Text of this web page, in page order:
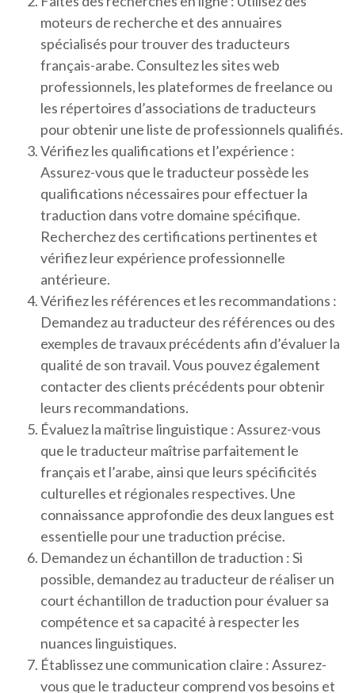
moteurs de recherche et des annuaires
spécialisés pour trouver des traducteurs
français-arabe. Consultez les sites web
professionnels, les plateformes de freelance ou
les répertoires d’associations de traducteurs
pour obtenir une liste de professionnels qualifiés.
Vérifiez les qualifications et l’expérience :
Assurez-vous que le traducteur possède les
qualifications nécessaires pour effectuer la
traduction dans votre domaine spécifique.
Recherchez des certifications pertinentes et
vérifiez leur expérience professionnelle
antérieure.
Vérifiez les références et les recommandations :
Demandez au traducteur des références ou des
exemples de travaux précédents afin d’évaluer la
qualité de son travail. Vous pouvez également
contacter des clients précédents pour obtenir
leurs recommandations.
Évaluez la maîtrise linguistique : Assurez-vous
que le traducteur maîtrise parfaitement le
français et l’arabe, ainsi que leurs spécificités
culturelles et régionales respectives. Une
connaissance approfondie des deux langues est
essentielle pour une traduction précise.
Demandez un échantillon de traduction : Si
possible, demandez au traducteur de réaliser un
court échantillon de traduction pour évaluer sa
compétence et sa capacité à respecter les
nuances linguistiques.
Établissez une communication claire : Assurez-
vous que le traducteur comprend vos besoins et